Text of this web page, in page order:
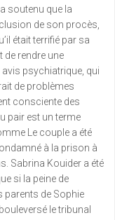
soutenu que la
de son procès,
était terrifié par sa
de rendre une
psychiatrique, qui
de problèmes
consciente des
pair est un terme
Le couple a été
à la prison à
Sabrina Kouider a été
si la peine de
parents de Sophie
le tribunal